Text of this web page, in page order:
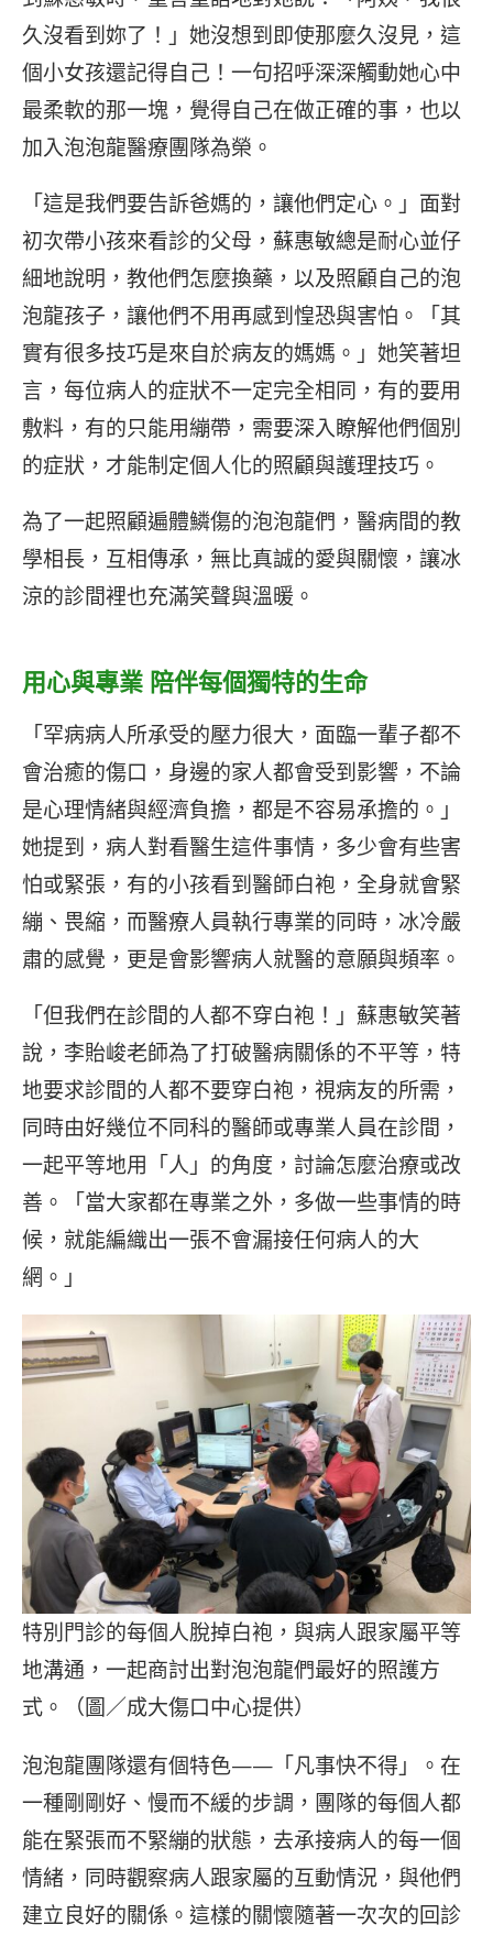
久沒看到妳了！」她沒想到即使那麼久沒見，這
個小女孩還記得自己！一句招呼深深觸動她心中
最柔軟的那一塊，覺得自己在做正確的事，也以
加入泡泡龍醫療團隊為榮。
「這是我們要告訴爸媽的，讓他們定心。」面對
初次帶小孩來看診的父母，蘇惠敏總是耐心並仔
細地說明，教他們怎麼換藥，以及照顧自己的泡
泡龍孩子，讓他們不用再感到惶恐與害怕。「其
實有很多技巧是來自於病友的媽媽。」她笑著坦
言，每位病人的症狀不一定完全相同，有的要用
敷料，有的只能用繃帶，需要深入瞭解他們個別
的症狀，才能制定個人化的照顧與護理技巧。
為了一起照顧遍體鱗傷的泡泡龍們，醫病間的教
學相長，互相傳承，無比真誠的愛與關懷，讓冰
涼的診間裡也充滿笑聲與溫暖。
用心與專業 陪伴每個獨特的生命
「罕病病人所承受的壓力很大，面臨一輩子都不
會治癒的傷口，身邊的家人都會受到影響，不論
是心理情緒與經濟負擔，都是不容易承擔的。」
她提到，病人對看醫生這件事情，多少會有些害
怕或緊張，有的小孩看到醫師白袍，全身就會緊
繃、畏縮，而醫療人員執行專業的同時，冰冷嚴
肅的感覺，更是會影響病人就醫的意願與頻率。
「但我們在診間的人都不穿白袍！」蘇惠敏笑著
說，李貽峻老師為了打破醫病關係的不平等，特
地要求診間的人都不要穿白袍，視病友的所需，
同時由好幾位不同科的醫師或專業人員在診間，
一起平等地用「人」的角度，討論怎麼治療或改
善。「當大家都在專業之外，多做一些事情的時
候，就能編織出一張不會漏接任何病人的大
網。」
特別門診的每個人脫掉白袍，與病人跟家屬平等
地溝通，一起商討出對泡泡龍們最好的照護方
式。（圖／成大傷口中心提供）
泡泡龍團隊還有個特色——「凡事快不得」。在
一種剛剛好、慢而不緩的步調，團隊的每個人都
能在緊張而不緊繃的狀態，去承接病人的每一個
情緒，同時觀察病人跟家屬的互動情況，與他們
建立良好的關係。這樣的關懷隨著一次次的回診